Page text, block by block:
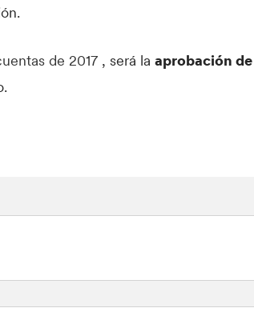
de 2017 , será laaprobación